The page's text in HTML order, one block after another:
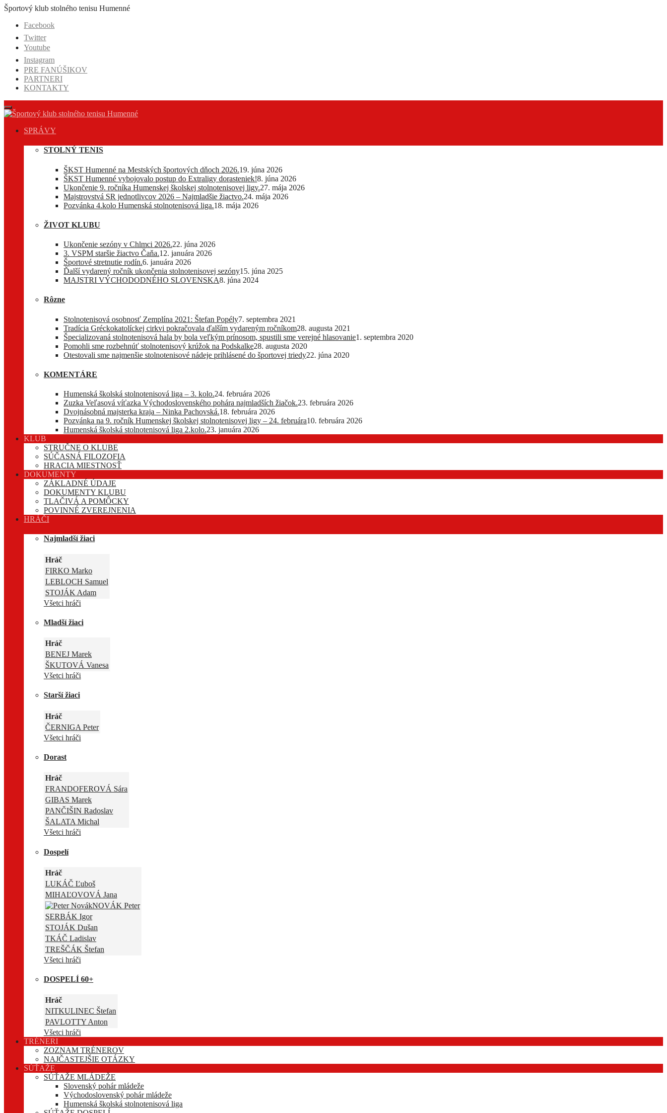
Prejsť
obsah
Športový klub stolného tenisu Humenné
Facebook
Twitter
Youtube
Instagram
PRE FANÚŠIKOV
PARTNERI
KONTAKTY
SPRÁVY
STOLNÝ TENIS
ŠKST Humenné na Mestských športových dňoch 2026.19. júna 2026
ŠKST Humenné vybojovalo postup do Extraligy dorasteniek!8. júna 2026
Ukončenie 9. ročníka Humenskej školskej stolnotenisovej ligy.27. mája 2026
Majstrovstvá SR jednotlivcov 2026 – Najmladšie žiactvo.24. mája 2026
Pozvánka 4.kolo Humenská stolnotenisová liga.18. mája 2026
ŽIVOT KLUBU
Ukončenie sezóny v Chlmci 2026.22. júna 2026
3. VSPM staršie žiactvo Čaňa.12. januára 2026
Športové stretnutie rodín.6. januára 2026
Ďalší vydarený ročník ukončenia stolnotenisovej sezóny15. júna 2025
MAJSTRI VÝCHODODNÉHO SLOVENSKA8. júna 2024
Rôzne
Stolnotenisová osobnosť Zemplína 2021: Štefan Popély7. septembra 2021
Tradícia Gréckokatolíckej cirkvi pokračovala ďalším vydareným ročníkom28. augusta 2021
Špecializovaná stolnotenisová hala by bola veľkým prínosom, spustili sme verejné hlasovanie1. septembra 2020
Pomohli sme rozbehnúť stolnotenisový krúžok na Podskalke28. augusta 2020
Otestovali sme najmenšie stolnotenisové nádeje prihlásené do športovej triedy22. júna 2020
KOMENTÁRE
Humenská školská stolnotenisová liga – 3. kolo.24. februára 2026
Zuzka Veľasová víťazka Východoslovenského pohára najmladších žiačok.23. februára 2026
Dvojnásobná majsterka kraja – Ninka Pachovská.18. februára 2026
Pozvánka na 9. ročník Humenskej školskej stolnotenisovej ligy – 24. februára10. februára 2026
Humenská školská stolnotenisová liga 2.kolo.23. januára 2026
KLUB
STRUČNE O KLUBE
SÚČASNÁ FILOZOFIA
HRACIA MIESTNOSŤ
DOKUMENTY
ZÁKLADNÉ ÚDAJE
DOKUMENTY KLUBU
TLAČIVÁ A POMÔCKY
POVINNÉ ZVEREJNENIA
HRÁČI
Najmladší žiaci
Hráč
FIRKO Marko
LEBLOCH Samuel
STOJÁK Adam
Všetci hráči
Mladší žiaci
Hráč
BENEJ Marek
ŠKUTOVÁ Vanesa
Všetci hráči
Starší žiaci
Hráč
ČERNIGA Peter
Všetci hráči
Dorast
Hráč
FRANDOFEROVÁ Sára
GIBAS Marek
PANČIŠIN Radoslav
ŠALATA Michal
Všetci hráči
Dospelí
Hráč
LUKÁČ Ľuboš
MIHAĽOVOVÁ Jana
NOVÁK Peter
SERBÁK Igor
STOJÁK Dušan
TKÁČ Ladislav
TREŠČÁK Štefan
Všetci hráči
DOSPELÍ 60+
Hráč
NITKULINEC Štefan
PAVLOTTY Anton
Všetci hráči
TRÉNERI
ZOZNAM TRÉNEROV
NAJČASTEJŠIE OTÁZKY
SÚŤAŽE
SÚŤAŽE MLÁDEŽE
Slovenský pohár mládeže
Východoslovenský pohár mládeže
Humenská školská stolnotenisová liga